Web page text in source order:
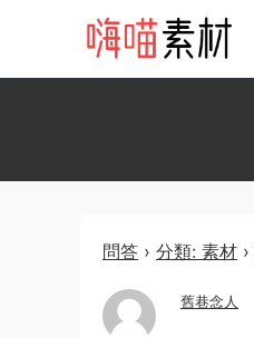
問答 › 分類: 素材 ›
舊巷念人